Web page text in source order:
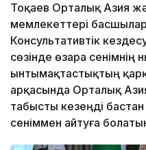
Тоқаев Орталық Азия
мемлекеттері
Консультативтік
сөзінде өзара сенімнің
ынтымақтастықтың
арқасында Орталық
табысты кезеңді
сеніммен айтуға